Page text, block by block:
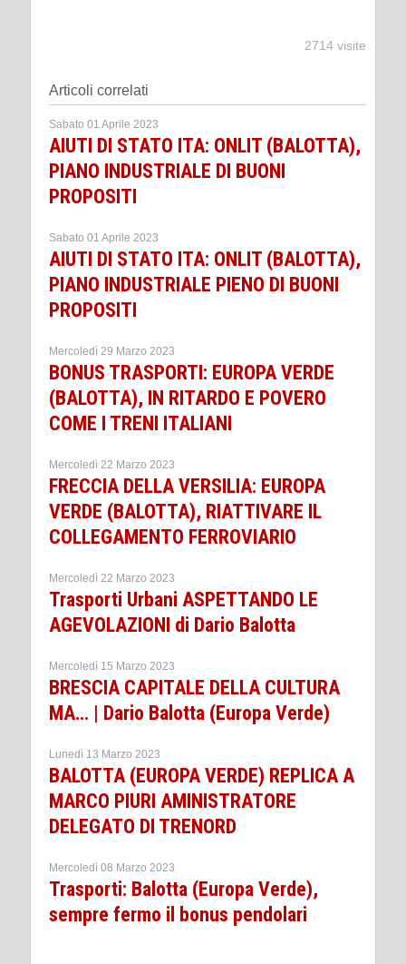
2714 visite
Articoli correlati
Sabato 01 Aprile 2023
AIUTI DI STATO ITA: ONLIT (BALOTTA),
PIANO INDUSTRIALE DI BUONI
PROPOSITI
Sabato 01 Aprile 2023
AIUTI DI STATO ITA: ONLIT (BALOTTA),
PIANO INDUSTRIALE PIENO DI BUONI
PROPOSITI
Mercoledì 29 Marzo 2023
BONUS TRASPORTI: EUROPA VERDE
(BALOTTA), IN RITARDO E POVERO
COME I TRENI ITALIANI
Mercoledì 22 Marzo 2023
FRECCIA DELLA VERSILIA: EUROPA
VERDE (BALOTTA), RIATTIVARE IL
COLLEGAMENTO FERROVIARIO
Mercoledì 22 Marzo 2023
Trasporti Urbani ASPETTANDO LE
AGEVOLAZIONI di Dario Balotta
Mercoledì 15 Marzo 2023
BRESCIA CAPITALE DELLA CULTURA
MA… | Dario Balotta (Europa Verde)
Lunedì 13 Marzo 2023
BALOTTA (EUROPA VERDE) REPLICA A
MARCO PIURI AMINISTRATORE
DELEGATO DI TRENORD
Mercoledì 08 Marzo 2023
Trasporti: Balotta (Europa Verde),
sempre fermo il bonus pendolari